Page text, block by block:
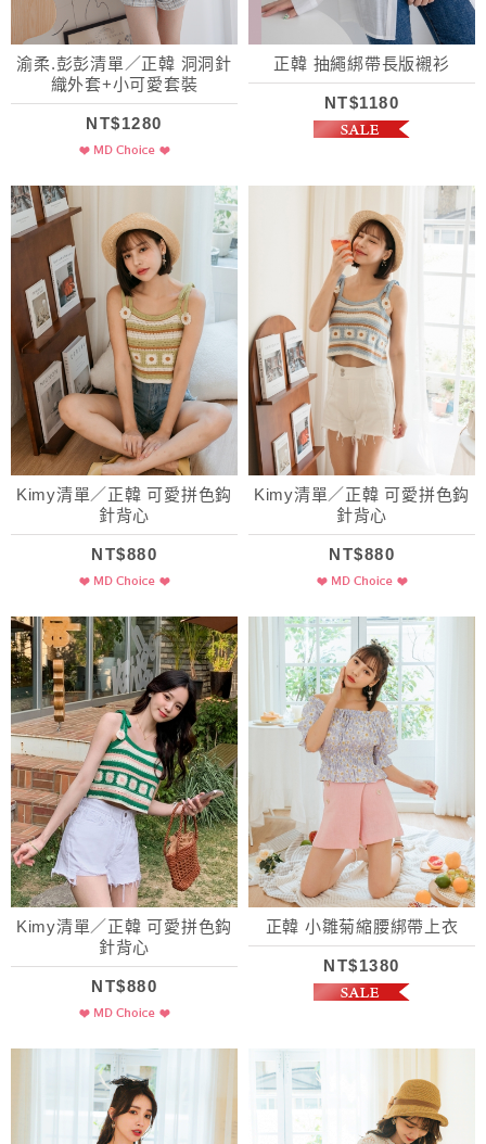
渝柔.彭彭清單／正韓 洞洞針
織外套+小可愛套裝
NT$1280
正韓 抽繩綁帶長版襯衫
NT$1180
Kimy清單／正韓 可愛拼色鈎
針背心
NT$880
Kimy清單／正韓 可愛拼色鈎
針背心
NT$880
Kimy清單／正韓 可愛拼色鈎
針背心
NT$880
正韓 小雛菊縮腰綁帶上衣
NT$1380